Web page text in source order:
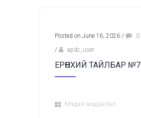
Posted on June 16, 2026 /
0
/
apdc_user
ЕРӨНХИЙ ТАЙЛБАР №7
Мэдээ мэдээлэл